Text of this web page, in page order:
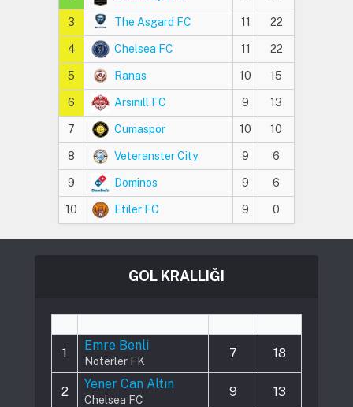
3 The Asgard FC 11 22
4 Chelsea FC 11 22
5 Ranas 10 15
6 Arsınıll FC 9 13
7 Cumaspor 10 10
8 Veteranster City 9 6
9 Dominos 9 6
10 Etiler FC 9 0
GOL KRALLIĞI
1
Emre Benli
Noterler FK
7 18
2
Yener Can Altın
Chelsea FC
9 13